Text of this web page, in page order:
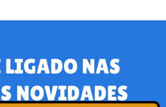
LIGADO NAS
NOVIDADES